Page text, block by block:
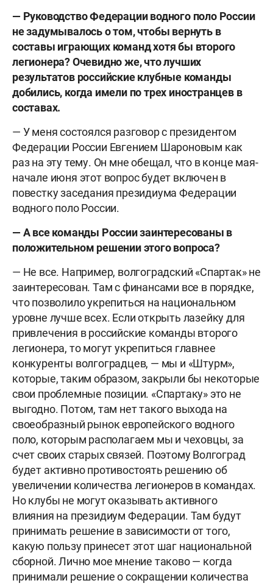
— Руководство Федерации водного поло России
не задумывалось о том, чтобы вернуть в
составы играющих команд хотя бы второго
легионера? Очевидно же, что лучших
результатов российские клубные команды
добились, когда имели по трех иностранцев в
составах.
— У меня состоялся разговор с президентом
Федерации России Евгением Шароновым как
раз на эту тему. Он мне обещал, что в конце мая-
начале июня этот вопрос будет включен в
повестку заседания президиума Федерации
водного поло России.
— А все команды России заинтересованы в
положительном решении этого вопроса?
— Не все. Например, волгоградский «Спартак» не
заинтересован. Там с финансами все в порядке,
что позволило укрепиться на национальном
уровне лучше всех. Если открыть лазейку для
привлечения в российские команды второго
легионера, то могут укрепиться главнее
конкуренты волгоградцев, — мы и «Штурм»,
которые, таким образом, закрыли бы некоторые
свои проблемные позиции. «Спартаку» это не
выгодно. Потом, там нет такого выхода на
своеобразный рынок европейского водного
поло, которым располагаем мы и чеховцы, за
счет своих старых связей. Поэтому Волгоград
будет активно противостоять решению об
увеличении количества легионеров в командах.
Но клубы не могут оказывать активного
влияния на президиум Федерации. Там будут
принимать решение в зависимости от того,
какую пользу принесет этот шаг национальной
сборной. Лично мое мнение таково — когда
принимали решение о сокращении количества